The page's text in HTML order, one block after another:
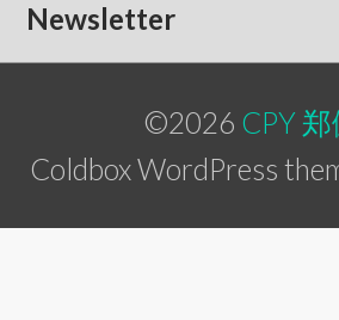
Newsletter
©2026 CPY
Coldbox WordPress